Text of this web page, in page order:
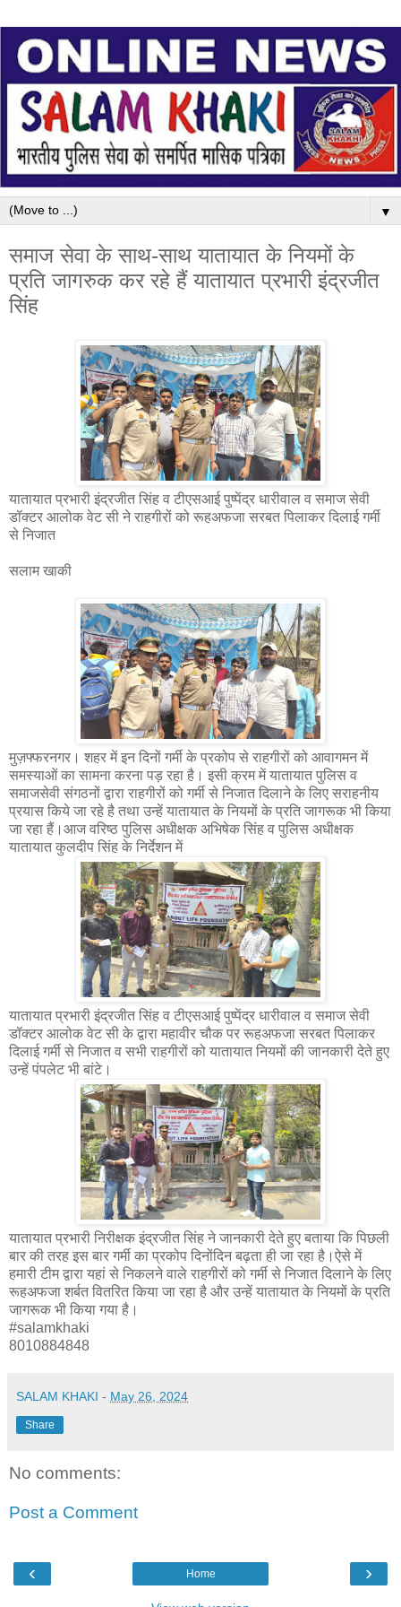
▼
समाज सेवा के साथ-साथ यातायात के नियमों के
प्रति जागरुक कर रहे हैं यातायात प्रभारी इंद्रजीत
सिंह
यातायात प्रभारी इंद्रजीत सिंह व टीएसआई पुष्पेंद्र धारीवाल व समाज सेवी
डॉक्टर आलोक वेट सी ने राहगीरों को रूहअफजा सरबत पिलाकर दिलाई गर्मी
से निजात
सलाम खाकी
मुज़फ्फरनगर। शहर में इन दिनों गर्मी के प्रकोप से राहगीरों को आवागमन में
समस्याओं का सामना करना पड़ रहा है। इसी क्रम में यातायात पुलिस व
समाजसेवी संगठनों द्वारा राहगीरों को गर्मी से निजात दिलाने के लिए सराहनीय
प्रयास किये जा रहे है तथा उन्हें यातायात के नियमों के प्रति जागरूक भी किया
जा रहा हैं।आज वरिष्ठ पुलिस अधीक्षक अभिषेक सिंह व पुलिस अधीक्षक
यातायात कुलदीप सिंह के निर्देशन में
यातायात प्रभारी इंद्रजीत सिंह व टीएसआई पुष्पेंद्र धारीवाल व समाज सेवी
डॉक्टर आलोक वेट सी के द्वारा महावीर चौक पर रूहअफजा सरबत पिलाकर
दिलाई गर्मी से निजात व सभी राहगीरों को यातायात नियमों की जानकारी देते हुए
उन्हें पंपलेट भी बांटे।
यातायात प्रभारी निरीक्षक इंद्रजीत सिंह ने जानकारी देते हुए बताया कि पिछली
बार की तरह इस बार गर्मी का प्रकोप दिनोंदिन बढ़ता ही जा रहा है।ऐसे में
हमारी टीम द्वारा यहां से निकलने वाले राहगीरों को गर्मी से निजात दिलाने के लिए
रूहअफजा शर्बत वितरित किया जा रहा है और उन्हें यातायात के नियमों के प्रति
जागरूक भी किया गया है।
#salamkhaki
8010884848
SALAM KHAKI - May 26, 2024
Share
No comments:
Post a Comment
‹ ›
Home